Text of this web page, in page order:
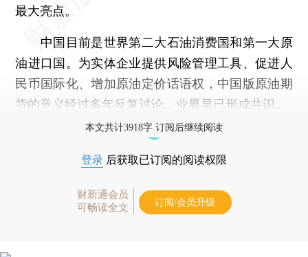
最大亮点。
中国目前是世界第二大石油消费国和第一大原
油进口国。为实体企业提供风险管理工具、促进人
民币国际化、增加原油定价话语权，中国版原油期
货的意义经过多年反复讨论，业界早已形成共识。
本文共计3918字 订阅后继续阅读
登录 后获取已订阅的阅读权限
财新通会员
可畅读全文
订阅/会员升级